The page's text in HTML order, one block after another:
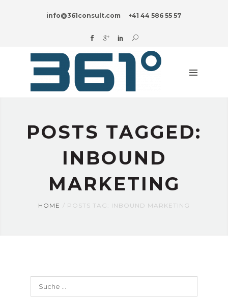
BRANCHEN
info@361consult.com +41 44 586 55 57
POSTS TAGGED:
INBOUND
MARKETING
HOME POSTS TAG: INBOUND MARKETING
Suche